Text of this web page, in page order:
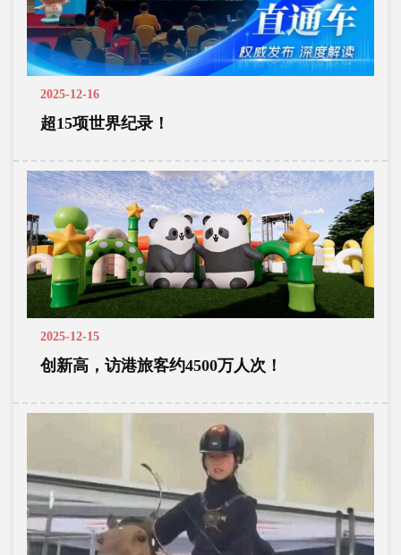
2025-12-16
超15项世界纪录！
2025-12-15
创新高，访港旅客约4500万人次！